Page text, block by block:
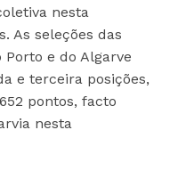
nesta
As seleções das
e do Algarve
e terceira posições,
pontos, facto
nesta